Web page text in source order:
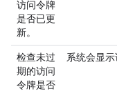
访问令牌
是否已更
新。
检查未过
期的访问
令牌是否
系统会显示